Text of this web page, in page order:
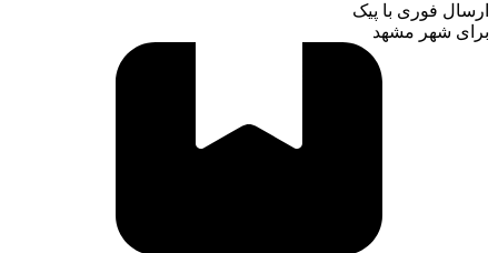
ارسال فوری با پیک
برای شهر مشهد